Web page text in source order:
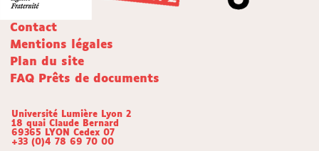
Contact
Mentions légales
Plan du site
FAQ Prêts de documents
Université Lumière Lyon 2
18 quai Claude Bernard
69365 LYON Cedex 07
+33 (0)4 78 69 70 00